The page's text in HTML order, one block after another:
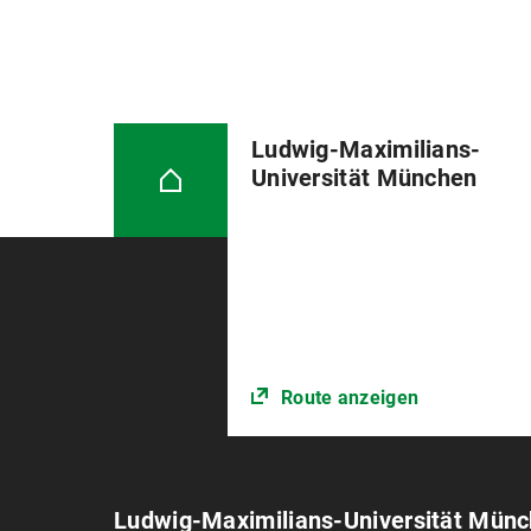
Ludwig-Maximilians-
Universität München
Route anzeigen
Ludwig-Maximilians-Universität